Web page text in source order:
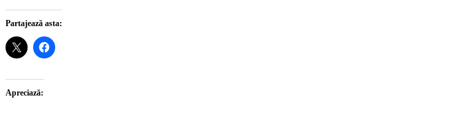
Partajează asta:
Apreciază: